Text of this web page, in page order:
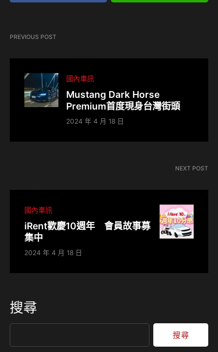
PREVIOUS POST
國內車訊
Mustang Dark Horse
Premium首度現身台灣街頭
2024 年 4 月 18 日
NEXT POST
國內車訊
iRent歡慶10週年 會員故事募
集中
2024 年 4 月 18 日
搜尋
搜尋